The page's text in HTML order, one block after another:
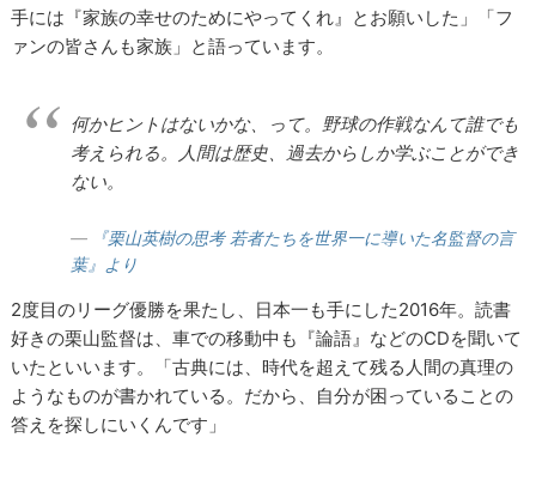
手には『家族の幸せのためにやってくれ』とお願いした」「フ
ァンの皆さんも家族」と語っています。
何かヒントはないかな、って。野球の作戦なんて誰でも
考えられる。人間は歴史、過去からしか学ぶことができ
ない。
『栗山英樹の思考 若者たちを世界一に導いた名監督の言
葉』より
2度目のリーグ優勝を果たし、日本一も手にした2016年。読書
好きの栗山監督は、車での移動中も『論語』などのCDを聞いて
いたといいます。「古典には、時代を超えて残る人間の真理の
ようなものが書かれている。だから、自分が困っていることの
答えを探しにいくんです」